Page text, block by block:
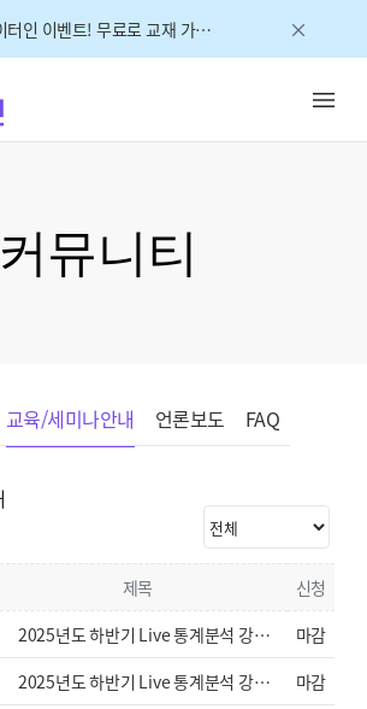
데이터인 이벤트! 무료로 교재 가져가세요!
커뮤니티
교육/세미나안내 언론보도 FAQ
제목
신청
2025년도 하반기 Live 통계분석 강좌!
(12월 - 머신러닝과 텍스트마이닝
마감
2025년도 하반기 Live 통계분석 강좌!
마감